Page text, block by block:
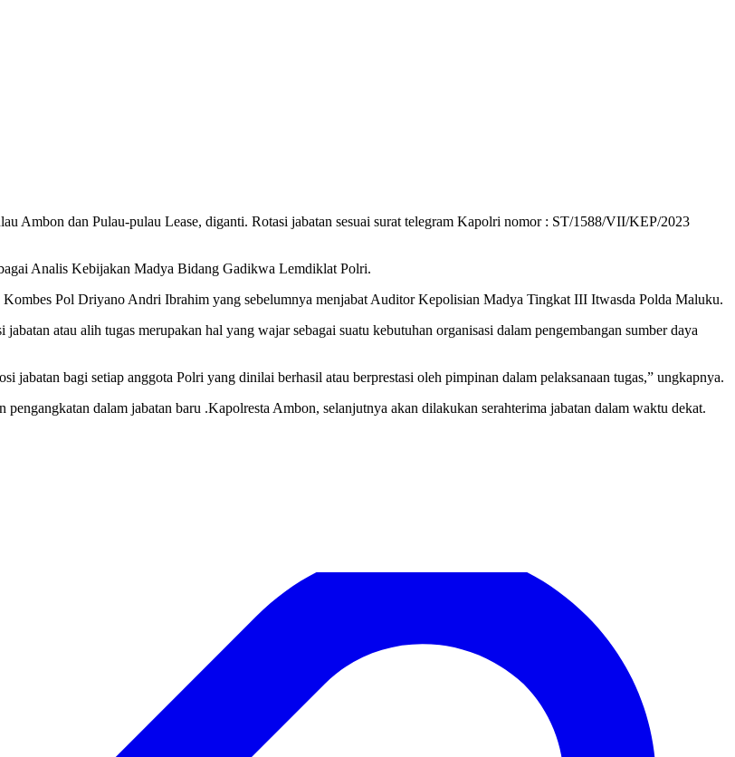
Ambon dan Pulau-pulau Lease, diganti. Rotasi jabatan sesuai surat telegram Kapolri nomor : ST/1588/VII/KEP/2023
Analis Kebijakan Madya Bidang Gadikwa Lemdiklat Polri.
Pol Driyano Andri Ibrahim yang sebelumnya menjabat Auditor Kepolisian Madya Tingkat III Itwasda Polda Maluku.
atau alih tugas merupakan hal yang wajar sebagai suatu kebutuhan organisasi dalam pengembangan sumber daya
jabatan bagi setiap anggota Polri yang dinilai berhasil atau berprestasi oleh pimpinan dalam pelaksanaan tugas,” ungkapnya.
dalam jabatan baru .Kapolresta Ambon, selanjutnya akan dilakukan serahterima jabatan dalam waktu dekat.